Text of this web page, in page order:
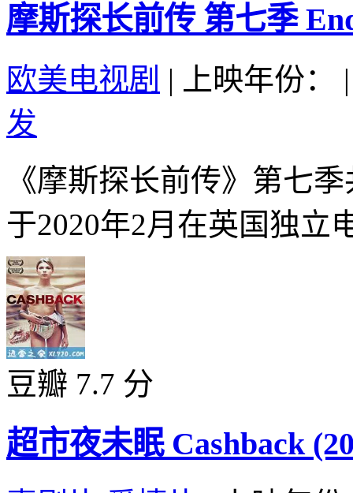
摩斯探长前传 第七季
欧美电视剧 | 上映年份：
|
发
《摩斯探长前传》第七
于2020年2月在英国独立
豆瓣 7.7 分
超市夜未眠 Cashback